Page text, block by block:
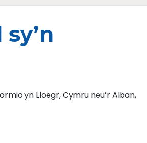
yn Lloegr, Cymru neu’r Alban,